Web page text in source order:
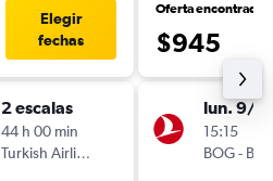
Elegir
fechas
2 escalas
44 h 00 min
Turkish Airlines
Oferta encontrada
$945
lun. 9/11
15:15
BOG-